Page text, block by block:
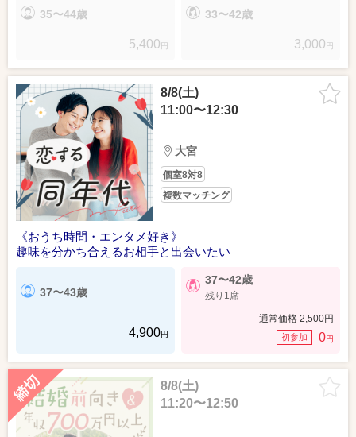
35〜44歳
5,400 円
33〜42歳
3,000 円
8/8(土)
11:00〜12:30
大宮
個室8対8
複数マッチング
《おうち時間・エンタメ好き》
趣味を分かち合えるお相手と出会いたい
37〜43歳
4,900円
37〜42歳
残り1席
通常価格 2,500円
初参加 0円
8/8(土)
11:20〜12:50